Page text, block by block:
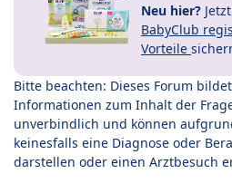
Neu hier? Jetzt
BabyClub
Vorteile
Bitte beachten: Dieses Forum
Informationen zum Inhalt der
unverbindlich und können
keinesfalls eine Diagnose oder
darstellen oder einen Arztbesuch